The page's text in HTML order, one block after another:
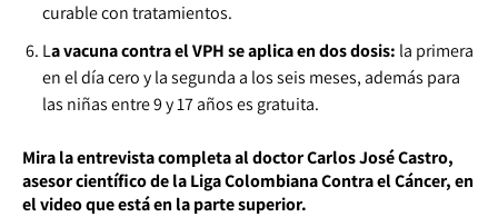
curable con tratamientos.
La vacuna contra el VPH se aplica en dos dosis: la primera
en el día cero y la segunda a los seis meses, además para
las niñas entre 9 y 17 años es gratuita.
Mira la entrevista completa al doctor Carlos José Castro,
asesor científico de la Liga Colombiana Contra el Cáncer, en
el video que está en la parte superior.